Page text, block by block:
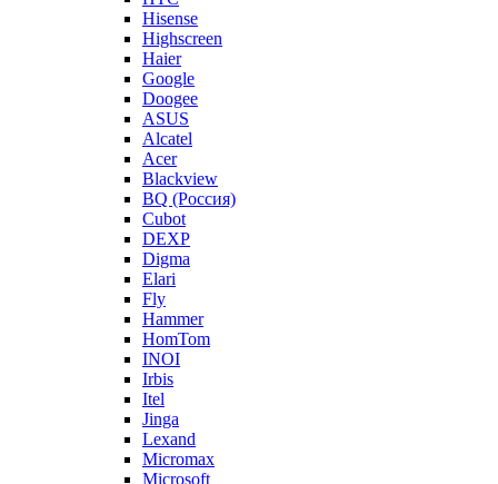
Hisense
Highscreen
Haier
Google
Doogee
ASUS
Alcatel
Acer
Blackview
BQ (Россия)
Cubot
DEXP
Digma
Elari
Fly
Hammer
HomTom
INOI
Irbis
Itel
Jinga
Lexand
Micromax
Microsoft